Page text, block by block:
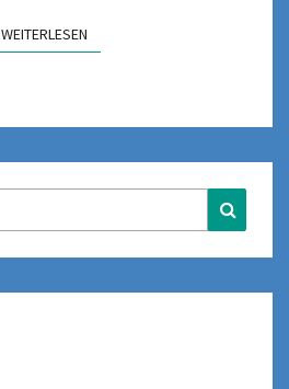
WEITERLESENWEITERLESEN